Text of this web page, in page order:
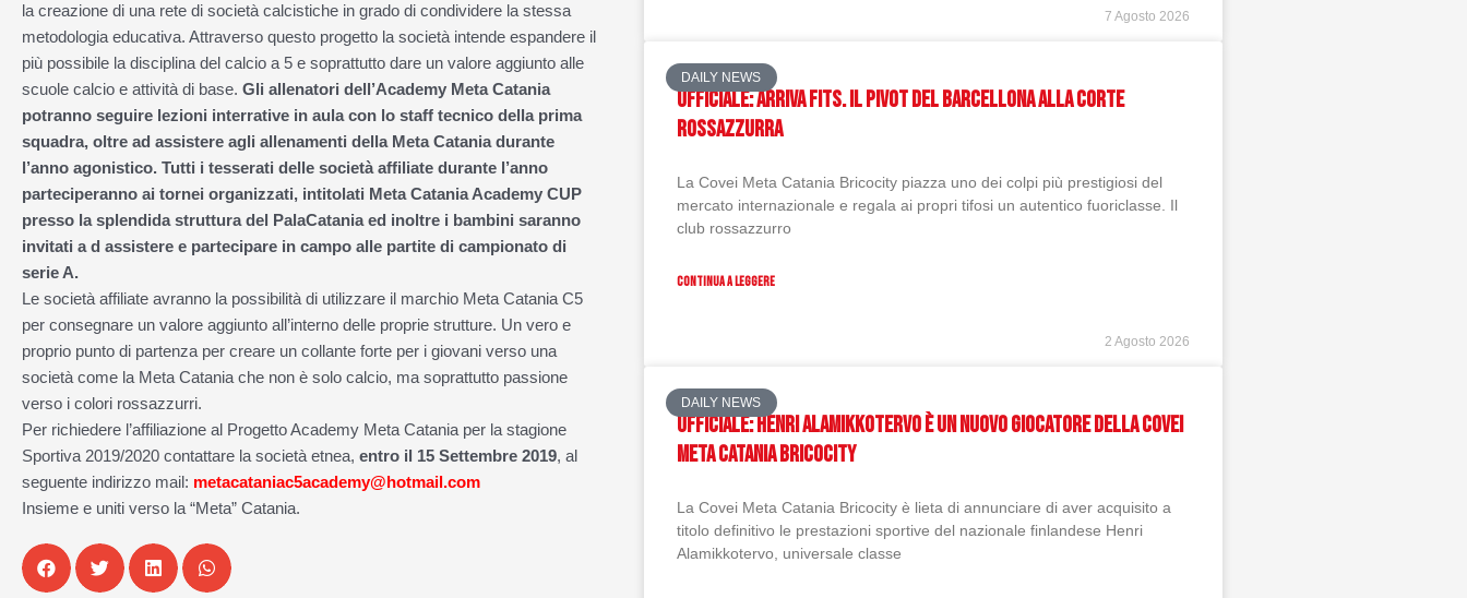
la creazione di una rete di società calcistiche in grado di condividere la stessa
metodologia educativa. Attraverso questo progetto la società intende espandere il
più possibile la disciplina del calcio a 5 e soprattutto dare un valore aggiunto alle
scuole calcio e attività di base. Gli allenatori dell’Academy Meta Catania
potranno seguire lezioni interrative in aula con lo staff tecnico della prima
squadra, oltre ad assistere agli allenamenti della Meta Catania durante
l’anno agonistico. Tutti i tesserati delle società affiliate durante l’anno
parteciperanno ai tornei organizzati, intitolati Meta Catania Academy CUP
presso la splendida struttura del PalaCatania ed inoltre i bambini saranno
invitati a d assistere e partecipare in campo alle partite di campionato di
serie A.
Le società affiliate avranno la possibilità di utilizzare il marchio Meta Catania C5
per consegnare un valore aggiunto all’interno delle proprie strutture. Un vero e
proprio punto di partenza per creare un collante forte per i giovani verso una
società come la Meta Catania che non è solo calcio, ma soprattutto passione
verso i colori rossazzurri.
Per richiedere l’affiliazione al Progetto Academy Meta Catania per la stagione
Sportiva 2019/2020 contattare la società etnea, entro il 15 Settembre 2019, al
seguente indirizzo mail: metacataniac5academy@hotmail.com
Insieme e uniti verso la “Meta” Catania.
7 Agosto 2026
DAILY NEWS
UFFICIALE: ARRIVA FITS. IL PIVOT DEL BARCELLONA ALLA CORTE
ROSSAZZURRA
La Covei Meta Catania Bricocity piazza uno dei colpi più prestigiosi del
mercato internazionale e regala ai propri tifosi un autentico fuoriclasse. Il
club rossazzurro
CONTINUA A LEGGERE
2 Agosto 2026
DAILY NEWS
UFFICIALE: HENRI ALAMIKKOTERVO È UN NUOVO GIOCATORE DELLA COVEI
META CATANIA BRICOCITY
La Covei Meta Catania Bricocity è lieta di annunciare di aver acquisito a
titolo definitivo le prestazioni sportive del nazionale finlandese Henri
Alamikkotervo, universale classe